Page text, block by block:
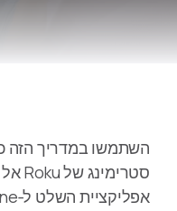
סטרימינג של Roku אל
אפליקציית השלט ל‑iPhone ול‑iPad.